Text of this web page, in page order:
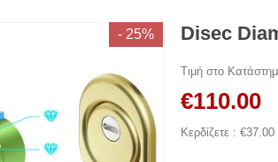
- 25% Disec
Τιμή στο
€110.00
Κερδίζετε : €37.00